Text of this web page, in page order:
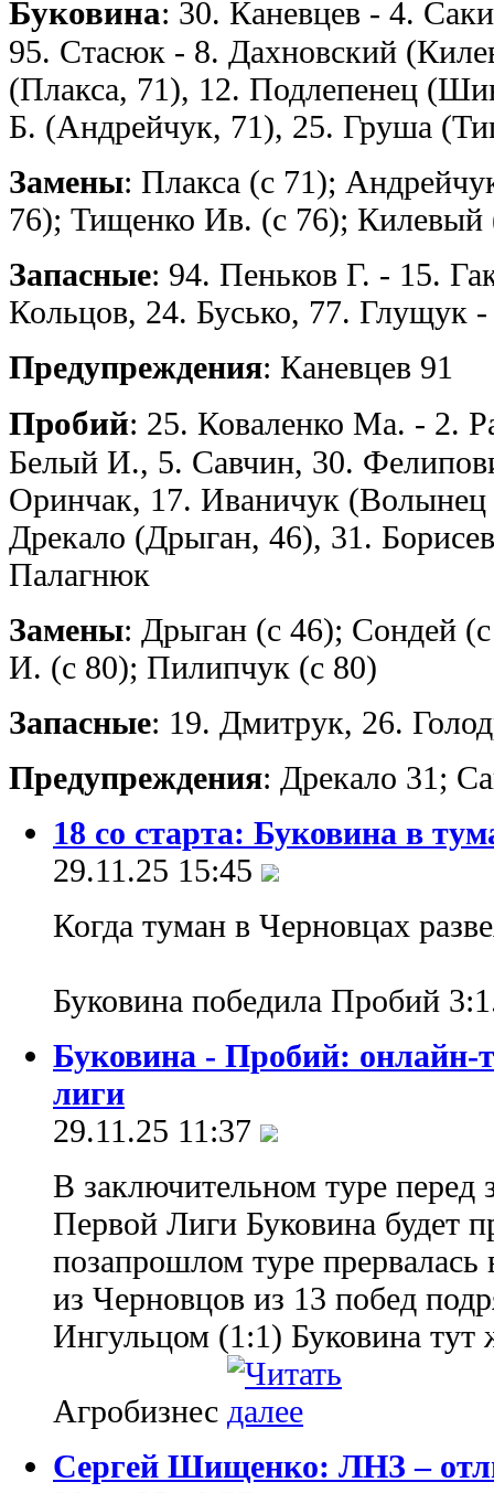
Буковина: 30. Каневцев - 4.
95. Стасюк - 8. Дахновский
(Плакса, 71), 12. Подлепенец
Б. (Андрейчук, 71), 25. Груша
Замены: Плакса (с 71);
76); Тищенко Ив. (с 76); Килевый
Запасные: 94. Пеньков Г. - 15.
Кольцов, 24. Бусько, 77. Глущук
Предупреждения: Каневцев 91
Пробий: 25. Коваленко Ма. - 2.
Белый И., 5. Савчин, 30.
Оринчак, 17. Иваничук
Дрекало (Дрыган, 46), 31.
Палагнюк
Замены: Дрыган (с 46); Сондей
И. (с 80); Пилипчук (с 80)
Запасные: 19. Дмитрук, 26.
Предупреждения: Дрекало 31;
18 со старта: Буковина в
29.11.25 15:45
Когда туман в Черновцах
Буковина победила Пробий
Буковина - Пробий: онлайн-
лиги
29.11.25 11:37
В заключительном туре
Первой Лиги Буковина будет
позапрошлом туре
из Черновцов из 13 побед
Ингульцом (1:1) Буковина тут
Агробизнес
Сергей Шищенко: ЛНЗ –